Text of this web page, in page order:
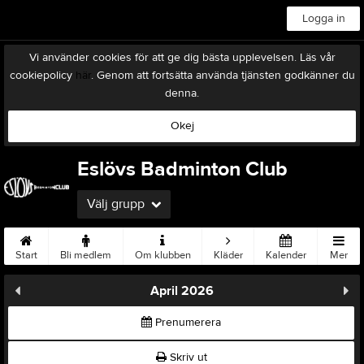
Logga in
Vi använder cookies för att ge dig bästa upplevelsen. Läs vår
cookiepolicy här. Genom att fortsätta använda tjänsten godkänner du
denna.
Okej
Eslövs Badminton Club
Välj grupp
Start Bli medlem Om klubben Kläder Kalender Mer
April 2026
Prenumerera
Skriv ut